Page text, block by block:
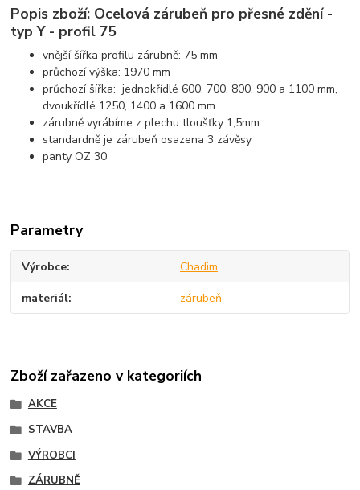
Popis zboží: Ocelová zárubeň pro přesné zdění -
typ Y - profil 75
vnější šířka profilu zárubně: 75 mm
průchozí výška: 1970 mm
průchozí šířka: jednokřídlé 600, 700, 800, 900 a 1100 mm,
dvoukřídlé 1250, 1400 a 1600 mm
zárubně vyrábíme z plechu tloušťky 1,5mm
standardně je zárubeň osazena 3 závěsy
panty OZ 30
Parametry
Výrobce Chadim
materiál zárubeň
Zboží zařazeno v kategoriích
AKCE
STAVBA
VÝROBCI
ZÁRUBNĚ